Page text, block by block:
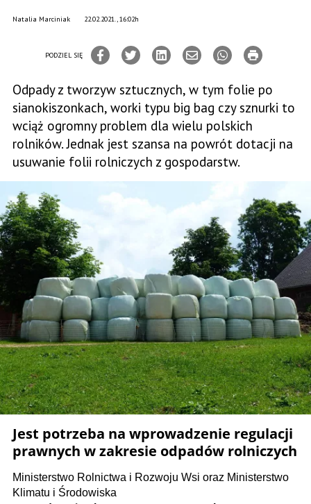
22.02.2021., 16:02h
Natalia Marciniak
PODZIEL SIĘ
Odpady z tworzyw sztucznych, w tym folie po
sianokiszonkach, worki typu big bag czy sznurki to
wciąż ogromny problem dla wielu polskich
rolników. Jednak jest szansa na powrót dotacji na
usuwanie folii rolniczych z gospodarstw.
Jest potrzeba na wprowadzenie regulacji
prawnych w zakresie odpadów rolniczych
Ministerstwo Rolnictwa i Rozwoju Wsi oraz Ministerstwo
Klimatu i Środowiska